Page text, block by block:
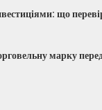
що
марку